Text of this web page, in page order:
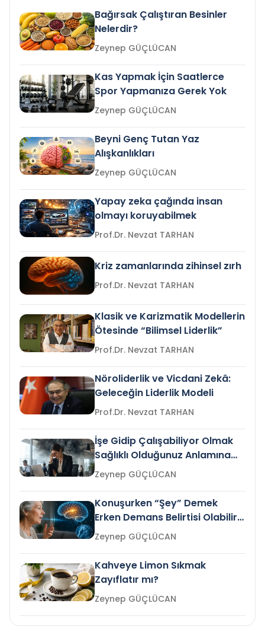
Bağırsak Çalıştıran Besinler
Nelerdir?
Zeynep GÜÇLÜCAN
Kas Yapmak İçin Saatlerce
Spor Yapmanıza Gerek Yok
Zeynep GÜÇLÜCAN
Beyni Genç Tutan Yaz
Alışkanlıkları
Zeynep GÜÇLÜCAN
Yapay zeka çağında insan
olmayı koruyabilmek
Prof.Dr. Nevzat TARHAN
Kriz zamanlarında zihinsel zırh
Prof.Dr. Nevzat TARHAN
Klasik ve Karizmatik Modellerin
Ötesinde “Bilimsel Liderlik”
Prof.Dr. Nevzat TARHAN
Nöroliderlik ve Vicdani Zekâ:
Geleceğin Liderlik Modeli
Prof.Dr. Nevzat TARHAN
İşe Gidip Çalışabiliyor Olmak
Sağlıklı Olduğunuz Anlamına
Gelir mi?Zeynep GÜÇLÜCAN
Konuşurken “Şey” Demek
Erken Demans Belirtisi Olabilir
mi?
Zeynep GÜÇLÜCAN
Kahveye Limon Sıkmak
Zayıflatır mı?
Zeynep GÜÇLÜCAN